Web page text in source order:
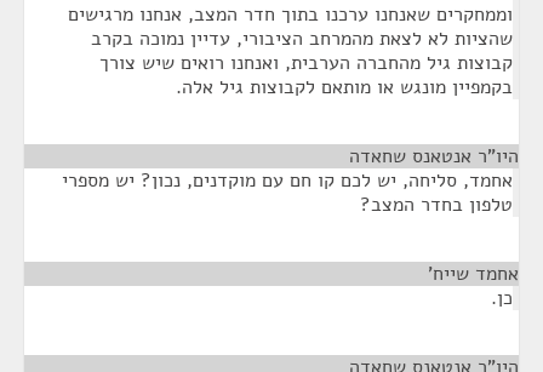
וממחקרים שאנחנו ערכנו בתוך חדר המצב, אנחנו מרגישים
שהציות לא לצאת מהמרחב הציבורי, עדיין נמוכה בקרב
קבוצות גיל מהחברה הערבית, ואנחנו רואים שיש צורך
בקמפיין מונגש או מותאם לקבוצות גיל אלה.
היו"ר אנטאנס שחאדה
אחמד, סליחה, יש לכם קו חם עם מוקדנים, נכון? יש מספרי
טלפון בחדר המצב?
אחמד שייח’
כן.